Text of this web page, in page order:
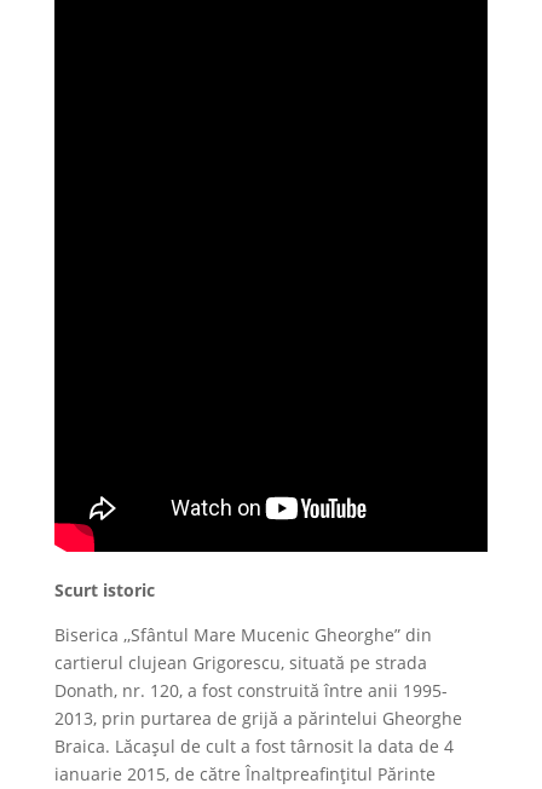
Scurt istoric
Biserica ,,Sfântul Mare Mucenic Gheorghe” din
cartierul clujean Grigorescu, situată pe strada
Donath, nr. 120, a fost construită între anii 1995-
2013, prin purtarea de grijă a părintelui Gheorghe
Braica. Lăcașul de cult a fost târnosit la data de 4
ianuarie 2015, de către Înaltpreafințitul Părinte